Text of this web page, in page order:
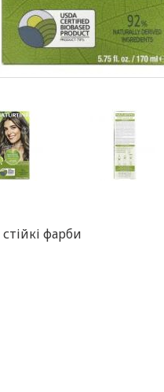
стійкі фарби